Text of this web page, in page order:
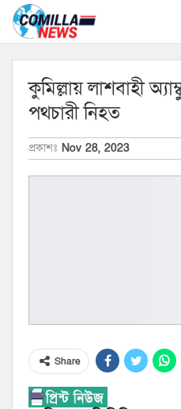
কুমিল্লায় লাশবাহী
পথচারী নিহত
প্রকাশঃ Nov 28, 2023
Share